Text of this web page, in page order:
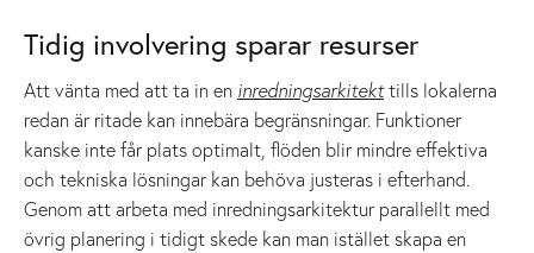
Tidig involvering sparar resurser
Att vänta med att ta in en inredningsarkitekttills lokalerna
redan är ritade kan innebära begränsningar. Funktioner
kanske inte får plats optimalt, flöden blir mindre effektiva
och tekniska lösningar kan behöva justeras i efterhand.
Genom att arbeta med inredningsarkitektur parallellt med
övrig planering i tidigt skede kan man istället skapa en